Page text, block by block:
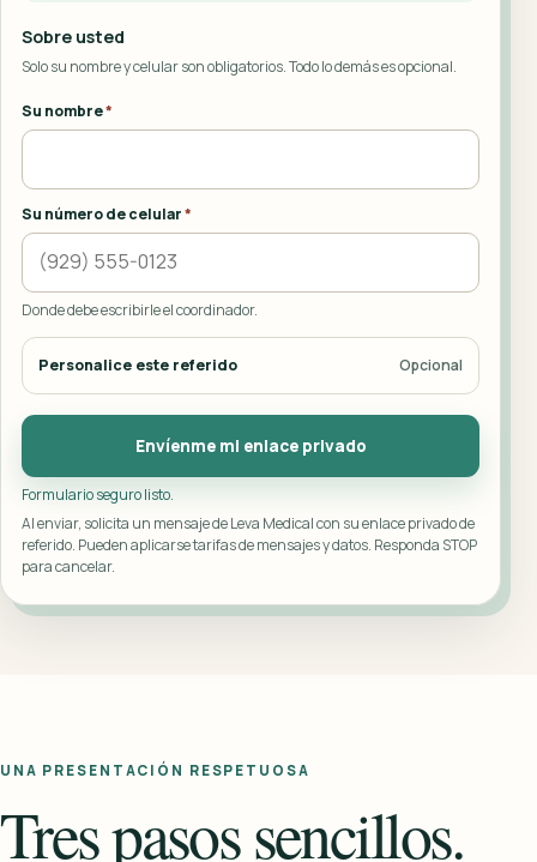
Sobre usted
Solo su nombre y celular son obligatorios. Todo lo demás es opcional.
Su nombre*
Su número de celular*
Donde debe escribirle el coordinador.
Personalice este referido Opcional
Deje este campo vacío
Envíenme mi enlace privado
Formulario seguro listo.
Al enviar, solicita un mensaje de Leva Medical con su enlace privado de
referido. Pueden aplicarse tarifas de mensajes y datos. Responda STOP
para cancelar.
UNA PRESENTACIÓN RESPETUOSA
Tres pasos sencillos.